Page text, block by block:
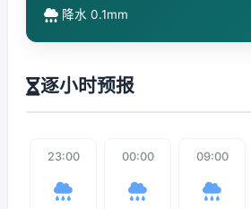
降水 0.1mm
逐小时预报
23:00 00:00 09:00